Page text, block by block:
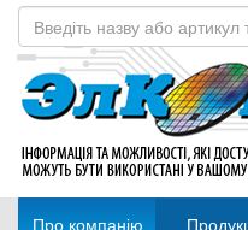
Про компанію